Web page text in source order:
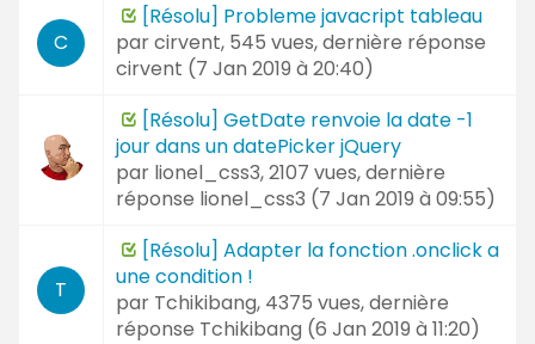
C
[Résolu] Probleme javacript tableau
parcirvent, 545 vues, dernière réponse
cirvent (7 Jan 2019 à 20:40)
[Résolu] GetDate renvoie la date -1
jour dans un datePicker jQuery
par lionel_css3, 2107 vues, dernière
réponse lionel_css3 (7 Jan 2019 à 09:55)
T
[Résolu] Adapter la fonction .onclick a
une condition !
par Tchikibang, 4375 vues, dernière
réponse Tchikibang (6 Jan 2019 à 11:20)